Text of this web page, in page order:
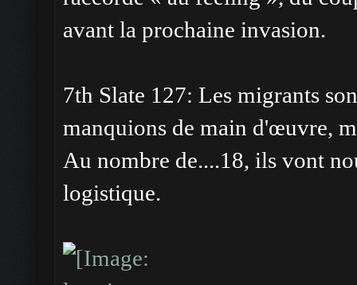
avant la prochaine invasion.
7th Slate 127: Les migrants
manquions de main d'œuvre,
Au nombre de....18, ils vont
logistique.